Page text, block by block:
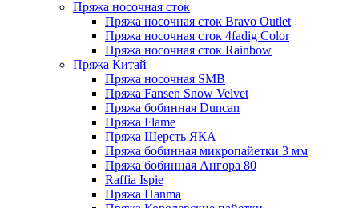
Пряжа носочная сток
Пряжа носочная сток Bravo Outlet
Пряжа носочная сток 4fadig Color
Пряжа носочная сток Rainbow
Пряжа Китай
Пряжа носочная SMB
Пряжа Fansen Snow Velvet
Пряжа бобинная Duncan
Пряжа Flame
Пряжа Шерсть ЯКА
Пряжа бобинная микропайетки 3 мм
Пряжа бобинная Ангора 80
Raffia Ispie
Пряжа Hanma